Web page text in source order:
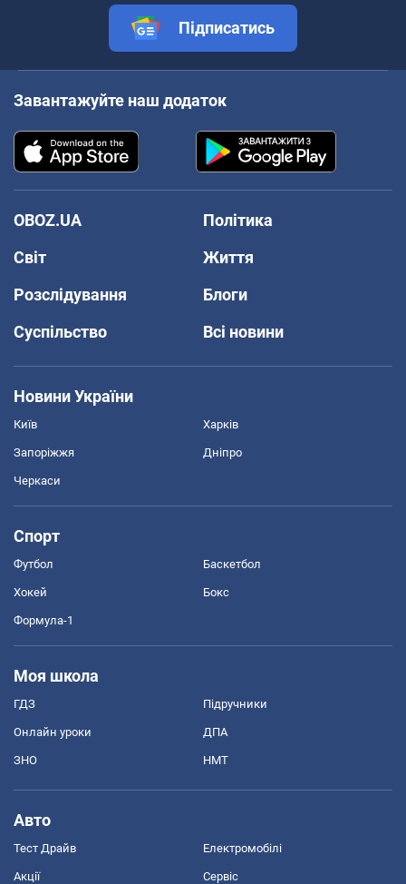
Підписатись
Завантажуйте наш додаток
OBOZ.UA
Політика
Світ
Життя
Розслідування
Блоги
Суспільство
Всі новини
Новини України
Київ Харків
Запоріжжя Дніпро
Черкаси
Спорт
Футбол Баскетбол
Хокей Бокс
Формула-1
Моя школа
ГДЗ Підручники
Онлайн уроки ДПА
ЗНО НМТ
Авто
Тест Драйв Електромобілі
Акції Сервіс